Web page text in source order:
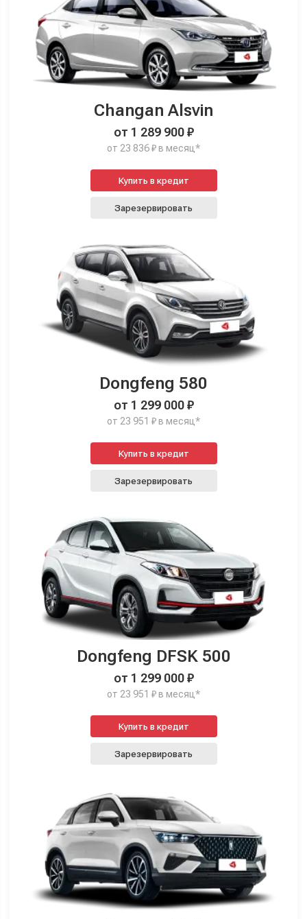
Changan Alsvin
от 1 289 900 ₽
от 23 836 ₽ в месяц*
Купить в кредит
Зарезервировать
Dongfeng 580
от 1 299 000 ₽
от 23 951 ₽ в месяц*
Купить в кредит
Зарезервировать
Dongfeng DFSK 500
от 1 299 000 ₽
от 23 951 ₽ в месяц*
Купить в кредит
Зарезервировать